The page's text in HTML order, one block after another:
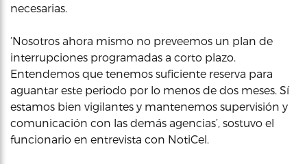
necesarias.
‘Nosotros ahora mismo no preveemos un plan de
interrupciones programadas a corto plazo.
Entendemos que tenemos suficiente reserva para
aguantar este periodo por lo menos de dos meses. Sí
estamos bien vigilantes y mantenemos supervisión y
comunicación con las demás agencias’, sostuvo el
funcionario en entrevista con NotiCel.